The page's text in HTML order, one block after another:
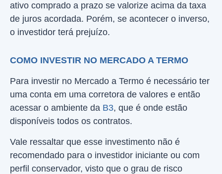
ativo comprado a prazo se valorize acima da taxa
de juros acordada. Porém, se acontecer o inverso,
o investidor terá prejuízo.
COMO INVESTIR NO MERCADO A TERMO
Para investir no Mercado a Termo é necessário ter
uma conta em uma corretora de valores e então
acessar o ambiente da B3, que é onde estão
disponíveis todos os contratos.
Vale ressaltar que esse investimento não é
recomendado para o investidor iniciante ou com
perfil conservador, visto que o grau de risco